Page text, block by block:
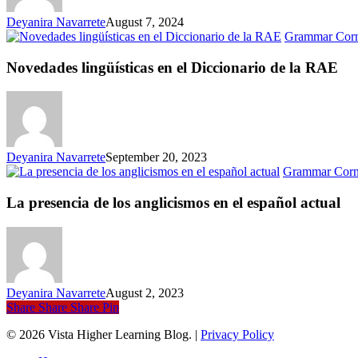
Deyanira NavarreteAugust 7, 2024
Grammar
Novedades lingüísticas en el Diccionario de la RAE
Deyanira NavarreteSeptember 20, 2023
Grammar
La presencia de los anglicismos en el español actual
Deyanira NavarreteAugust 2, 2023
Share Share Share Pin
© 2026 Vista Higher Learning Blog. | Privacy Policy